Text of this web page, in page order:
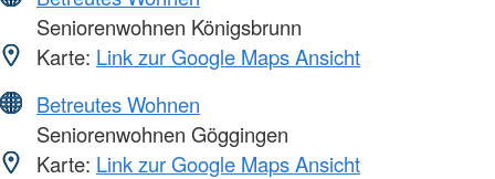
Seniorenwohnen Königsbrunn
Karte: Link zur Google Maps Ansicht
Betreutes Wohnen
Seniorenwohnen Göggingen
Karte: Link zur Google Maps Ansicht